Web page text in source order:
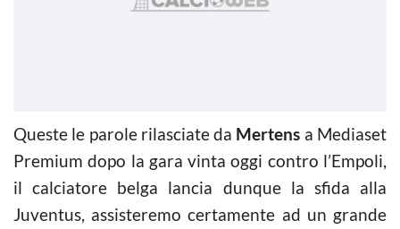
Queste le parole rilasciate da Mertens a Mediaset
Premium dopo la gara vinta oggi contro l’Empoli,
il calciatore belga lancia dunque la sfida alla
Juventus, assisteremo certamente ad un grande